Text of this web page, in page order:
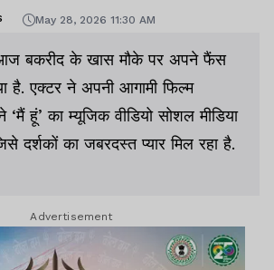
May 28, 2026 11:30 AM
बकरीद के खास मौके पर अपने फैंस
है. एक्टर ने अपनी आगामी फिल्म
‘मैं हूं’ का म्यूजिक वीडियो सोशल मीडिया
दर्शकों का जबरदस्त प्यार मिल रहा है.
Advertisement